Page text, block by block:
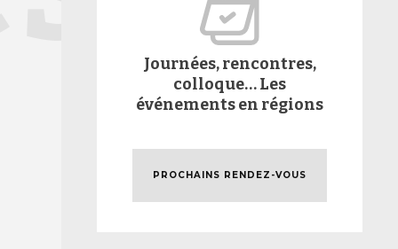
Journées, rencontres,
colloque… Les
événements en régions
PROCHAINS RENDEZ-VOUS